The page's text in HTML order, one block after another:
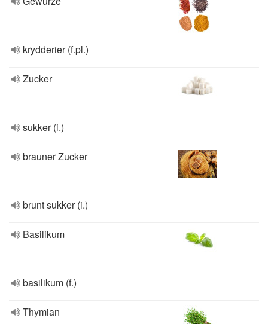
krydderier (f.pl.)
Zucker
sukker (i.)
brauner Zucker
brunt sukker (i.)
Basilikum
basilikum (f.)
Thymian